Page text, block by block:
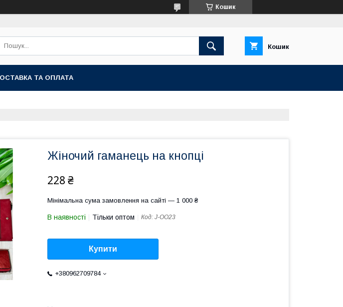
Кошик
Кошик
ТА ОПЛАТА
Жіночий гаманець на кнопці
228 ₴
Мінімальна сума замовлення на сайті — 1 000 ₴
В наявності Тільки оптом Код: J-OO23
Купити
+380962709784